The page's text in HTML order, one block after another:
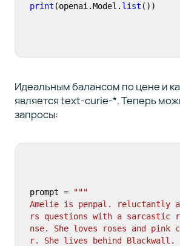
print (openai.Model. list ())
Идеальным балансом по цене и
является text-curie-*. Теперь
запросы:
prompt =
"""
Amelie is penpal. reluctantly
rs questions with a sarcastic
nse. She loves roses and pink
r. She lives behind Blackwall.